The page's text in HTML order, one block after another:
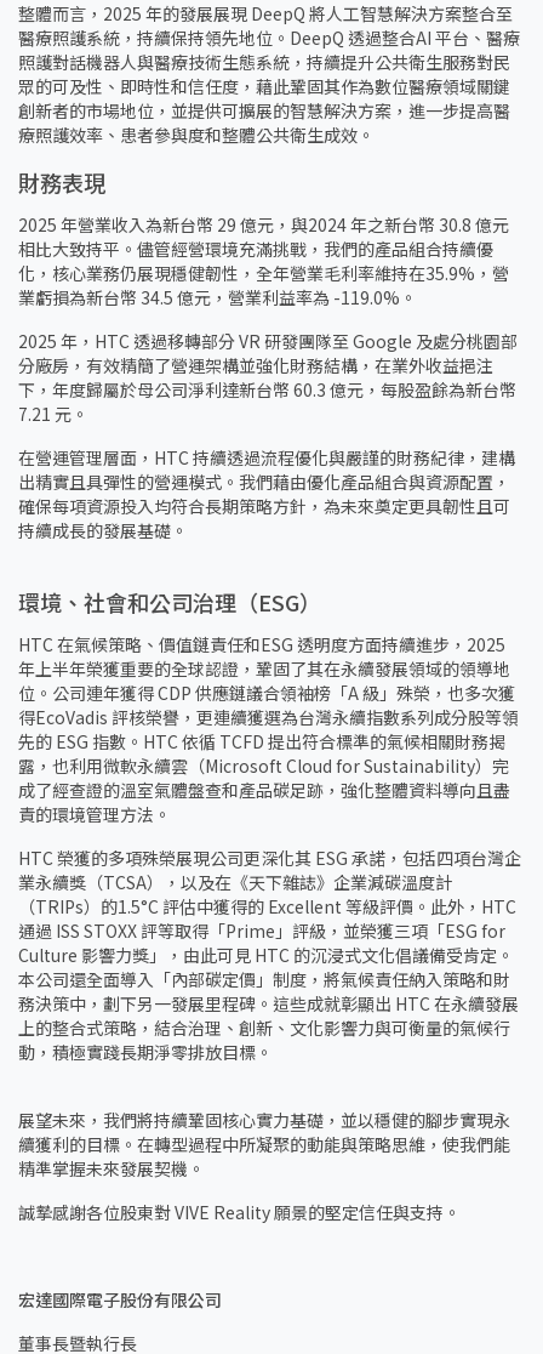
整體而言，2025 年的發展展現 DeepQ 將人工智慧解決方案整合至
醫療照護系統，持續保持領先地位。DeepQ 透過整合AI 平台、醫療
照護對話機器人與醫療技術生態系統，持續提升公共衛生服務對民
眾的可及性、即時性和信任度，藉此鞏固其作為數位醫療領域關鍵
創新者的市場地位，並提供可擴展的智慧解決方案，進一步提高醫
療照護效率、患者參與度和整體公共衛生成效。
財務表現
2025 年營業收入為新台幣 29 億元，與2024 年之新台幣 30.8 億元
相比大致持平。儘管經營環境充滿挑戰，我們的產品組合持續優
化，核心業務仍展現穩健韌性，全年營業毛利率維持在35.9%，營
業虧損為新台幣 34.5 億元，營業利益率為 -119.0%。
2025 年，HTC 透過移轉部分 VR 研發團隊至 Google 及處分桃園部
分廠房，有效精簡了營運架構並強化財務結構，在業外收益挹注
下，年度歸屬於母公司淨利達新台幣 60.3 億元，每股盈餘為新台幣
7.21 元。
在營運管理層面，HTC 持續透過流程優化與嚴謹的財務紀律，建構
出精實且具彈性的營運模式。我們藉由優化產品組合與資源配置，
確保每項資源投入均符合長期策略方針，為未來奠定更具韌性且可
持續成長的發展基礎。
環境、社會和公司治理（ESG）
HTC 在氣候策略、價值鏈責任和ESG 透明度方面持續進步，2025
年上半年榮獲重要的全球認證，鞏固了其在永續發展領域的領導地
位。公司連年獲得 CDP 供應鏈議合領袖榜「A 級」殊榮，也多次獲
得EcoVadis 評核榮譽，更連續獲選為台灣永續指數系列成分股等領
先的 ESG 指數。HTC 依循 TCFD 提出符合標準的氣候相關財務揭
露，也利用微軟永續雲（Microsoft Cloud for Sustainability）完
成了經查證的溫室氣體盤查和產品碳足跡，強化整體資料導向且盡
責的環境管理方法。
HTC 榮獲的多項殊榮展現公司更深化其 ESG 承諾，包括四項台灣企
業永續獎（TCSA），以及在《天下雜誌》企業減碳溫度計
（TRIPs）的1.5°C 評估中獲得的 Excellent 等級評價。此外，HTC
通過 ISS STOXX 評等取得「Prime」評級，並榮獲三項「ESG for
Culture 影響力獎」，由此可見 HTC 的沉浸式文化倡議備受肯定。
本公司還全面導入「內部碳定價」制度，將氣候責任納入策略和財
務決策中，劃下另一發展里程碑。這些成就彰顯出 HTC 在永續發展
上的整合式策略，結合治理、創新、文化影響力與可衡量的氣候行
動，積極實踐長期淨零排放目標。
展望未來，我們將持續鞏固核心實力基礎，並以穩健的腳步實現永
續獲利的目標。在轉型過程中所凝聚的動能與策略思維，使我們能
精準掌握未來發展契機。
誠摯感謝各位股東對 VIVE Reality 願景的堅定信任與支持。
宏達國際電子股份有限公司
董事長暨執行長